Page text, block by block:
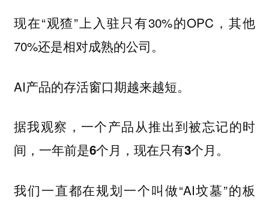
现在“观猹”上入驻只有30%的OPC，其他
70%还是相对成熟的公司。
AI产品的存活窗口期越来越短。
据我观察， 一个产品从推出到被忘记的时
间，一年前是6个月，现在只有3个月。
我们一直都在规划一个叫做“AI坟墓”的板